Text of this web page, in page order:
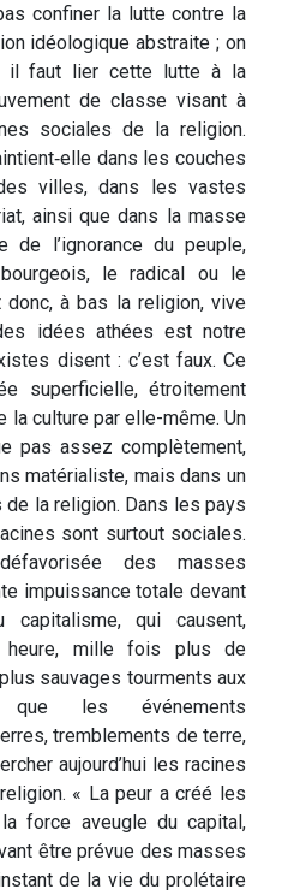
confiner la lutte contre la
idéologique abstraite ; on
il faut lier cette lutte à la
de classe visant à
sociales de la religion.
dans les couches
villes, dans les vastes
ainsi que dans la masse
l’ignorance du peuple,
le radical ou le
à bas la religion, vive
idées athées est notre
disent : c’est faux. Ce
superficielle, étroitement
la culture par elle-même. Un
pas assez complètement,
matérialiste, mais dans un
la religion. Dans les pays
sont surtout sociales.
des masses
impuissance totale devant
qui causent,
mille fois plus de
sauvages tourments aux
que les événements
tremblements de terre,
aujourd’hui les racines
« La peur a créé les
force aveugle du capital,
être prévue des masses
de la vie du prolétaire